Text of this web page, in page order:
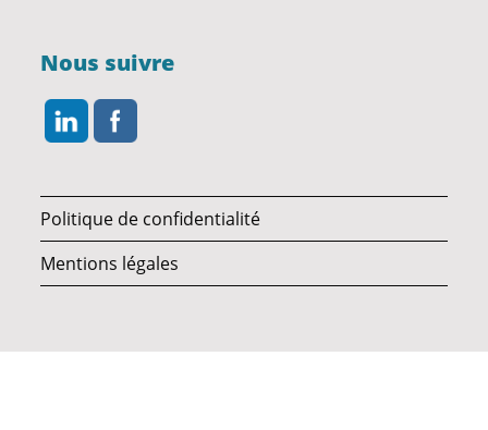
Nous suivre
Politique de confidentialité
Mentions légales